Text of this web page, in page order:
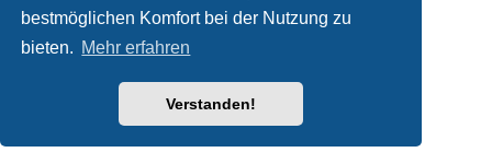
bestmöglichen Komfort bei der Nutzung zu
bieten. Mehr erfahren
Verstanden!